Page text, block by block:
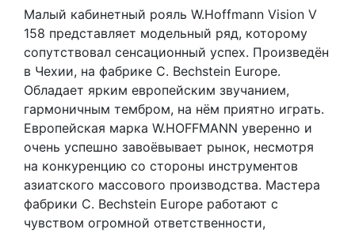
Mалый кабинетный рояль W.Hoffmann Vision V
158 представляет модельный ряд, которому
сопутствовал сенсационный успех. Произведён
в Чехии, на фабрике C. Bechstein Europe.
Oбладает ярким европейским звучанием,
гармоничным тембром, на нём приятно играть.
Европейская марка W.HOFFMANN уверенно и
очень успешно завоёвывает рынок, несмотря
на конкуренцию со стороны инструментов
азиатского массового производства. Мастера
фабрики C. Bechstein Europe работают с
чувством огромной ответственности,